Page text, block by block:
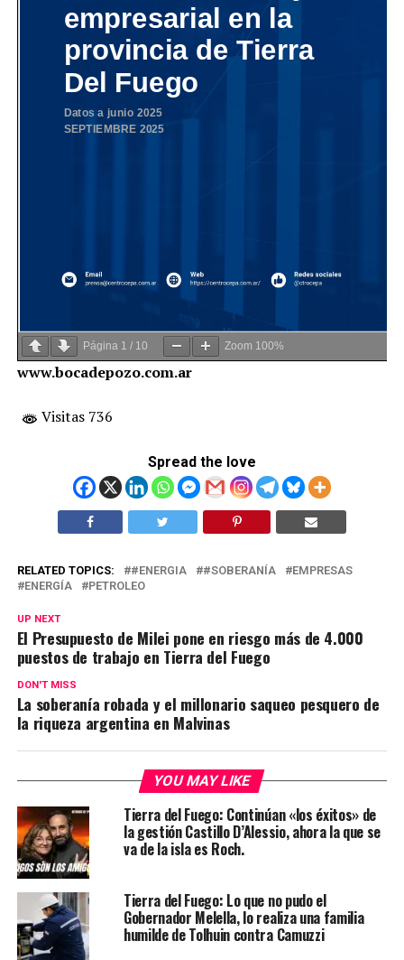
Página 1 / 10 Zoom 100%
www.bocadepozo.com.ar
Visitas 736
Spread the love
RELATED TOPICS: #ENERGIA #SOBERANÍA
EMPRESAS
ENERGÍA
PETROLEO
UP NEXT
El Presupuesto de Milei pone en riesgo más de 4.000
puestos de trabajo en Tierra del Fuego
DON'T MISS
La soberanía robada y el millonario saqueo pesquero de
la riqueza argentina en Malvinas
YOU MAY LIKE
Tierra del Fuego: Continúan «los éxitos» de
la gestión Castillo D’Alessio, ahora la que se
va de la isla es Roch.
Tierra del Fuego: Lo que no pudo el
Gobernador Melella, lo realiza una familia
humilde de Tolhuin contra Camuzzi